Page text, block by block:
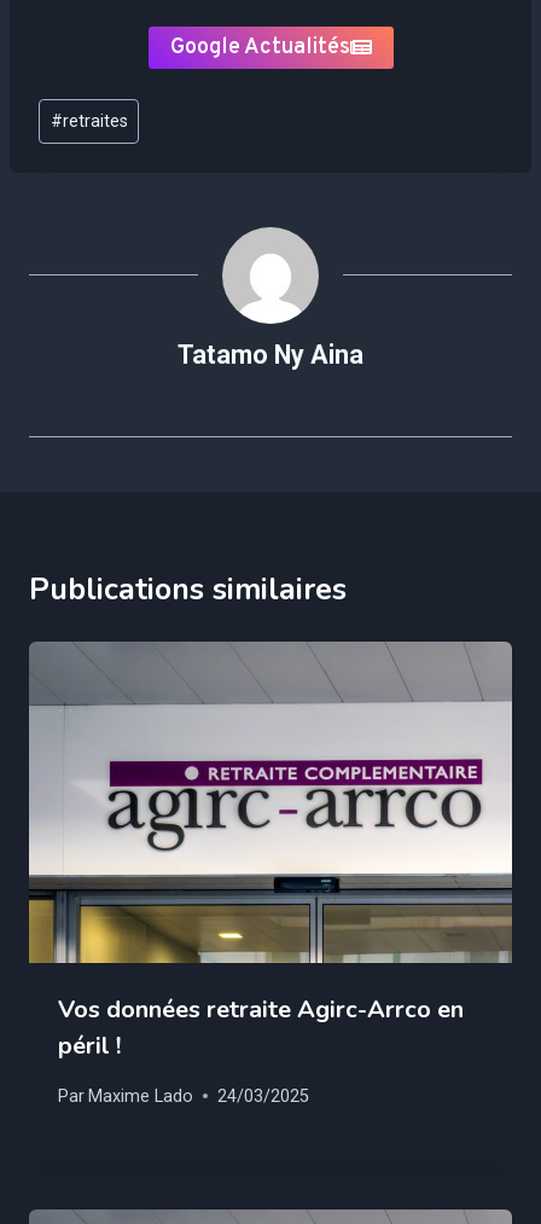
Google Actualités
Étiquettes
de
#retraites
Tatamo Ny Aina
Publications similaires
Vos données retraite Agirc-Arrco en
péril !
Par Maxime Lado 24/03/2025